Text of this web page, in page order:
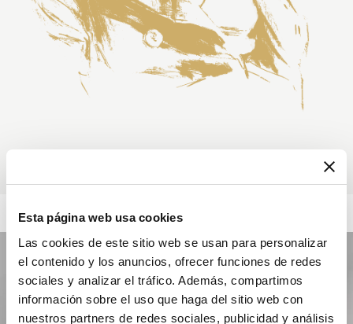
Esta página web usa cookies
Las cookies de este sitio web se usan para personalizar
el contenido y los anuncios, ofrecer funciones de redes
sociales y analizar el tráfico. Además, compartimos
información sobre el uso que haga del sitio web con
nuestros partners de redes sociales, publicidad y análisis